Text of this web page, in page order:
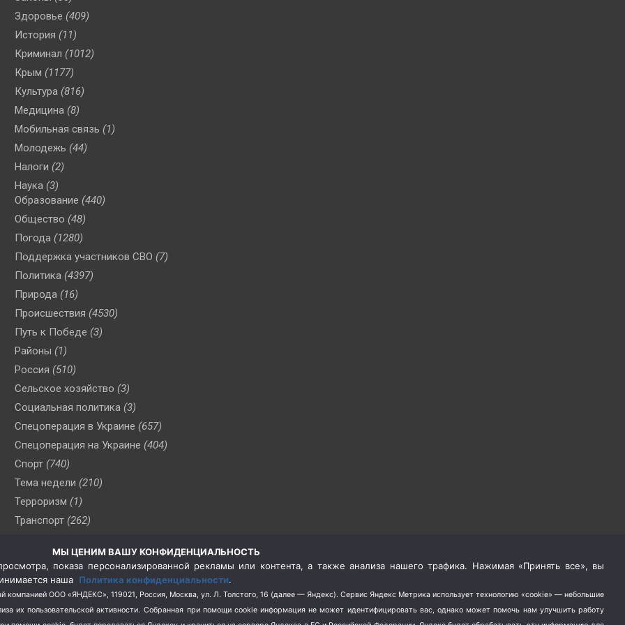
Здоровье (409)
История (11)
Криминал (1012)
Крым (1177)
Культура (816)
Медицина (8)
Мобильная связь (1)
Молодежь (44)
Налоги (2)
Наука (3)
Образование (440)
Общество (48)
Погода (1280)
Поддержка участников СВО (7)
Политика (4397)
Природа (16)
Происшествия (4530)
Путь к Победе (3)
Районы (1)
Россия (510)
Сельское хозяйство (3)
Социальная политика (3)
Спецоперация в Украине (657)
Спецоперация на Украине (404)
Спорт (740)
Тема недели (210)
Терроризм (1)
Транспорт (262)
(76)
Цены (2)
Школа и спорт (2)
Экология (8)
МЫ ЦЕНИМ ВАШУ КОНФИДЕНЦИАЛЬНОСТЬ
показа персонализированной рекламы или контента, а также анализа нашего трафика. Нажимая «Принять все», вы
наша Политика конфиденциальности.
компанией ООО «ЯНДЕКС», 119021, Россия, Москва, ул. Л. Толстого, 16 (далее — Яндекс). Сервис Яндекс Метрика использует технологию «cookie» — небольшие
их пользовательской активности. Собранная при помощи cookie информация не может идентифицировать вас, однако может помочь нам улучшить работу